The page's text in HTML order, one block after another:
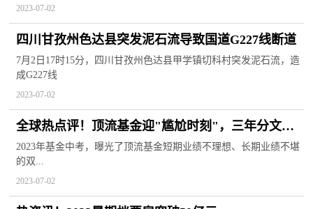
2023-07-02
四川甘孜州色达县突发泥石流导致国道G227线断道
7月2日17时15分，四川甘孜州色达县甲学镇切科村突发泥石流，造
成G227线
2023-07-02
全球热点评！顶流基金迎"尴尬时刻"，三年分文未
赚！是何原因？持仓策略有无变化？
2023年基金中考，曝光了顶流基金短期业绩不理想、长期业绩不堪
的双...
2023-07-02